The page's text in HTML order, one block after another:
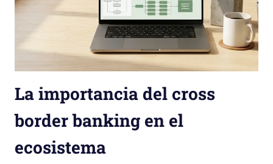
La importancia del cross
border banking en el
ecosistema